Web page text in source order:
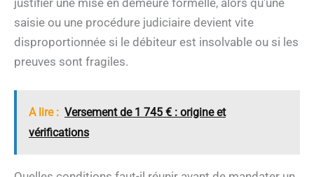
saisie ou une procédure judiciaire devient vite
disproportionnée si le débiteur est insolvable ou si les
preuves sont fragiles.
A lire : Versement de 1 745 € : origine et
vérifications